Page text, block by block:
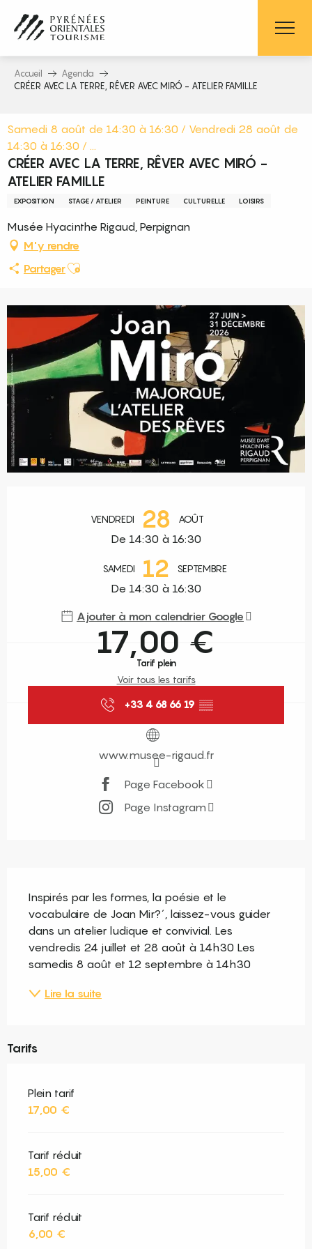
contenu
principal
Accueil
Agenda
CRÉER AVEC LA TERRE, RÊVER AVEC MIRÓ - ATELIER FAMILLE
Samedi 8 août de 14:30 à 16:30 / Vendredi 28 août de
14:30 à 16:30 / ...
CRÉER AVEC LA TERRE, RÊVER AVEC MIRÓ -
ATELIER FAMILLE
EXPOSITION STAGE / ATELIER PEINTURE CULTURELLE LOISIRS
Musée Hyacinthe Rigaud, Perpignan
M'y rendre
PartagerAjouter aux favoris
VENDREDI 28 AOÛT
De 14:30 à 16:30
SAMEDI 12 SEPTEMBRE
De 14:30 à 16:30
Ajouter à mon calendrier Google
17,00 €
Tarif plein
Voir tous les tarifs
+33 4 68 66 19 ▒▒
www.musee-rigaud.fr
Page Facebook
Page Instagram
Inspirés par les formes, la poésie et le
vocabulaire de Joan Mir?´, laissez-vous guider
dans un atelier ludique et convivial. Les
vendredis 24 juillet et 28 août à 14h30 Les
samedis 8 août et 12 septembre à 14h30
Lire la suite
Tarifs
Plein tarif
17,00 €
Tarif réduit
15,00 €
Tarif réduit
6,00 €